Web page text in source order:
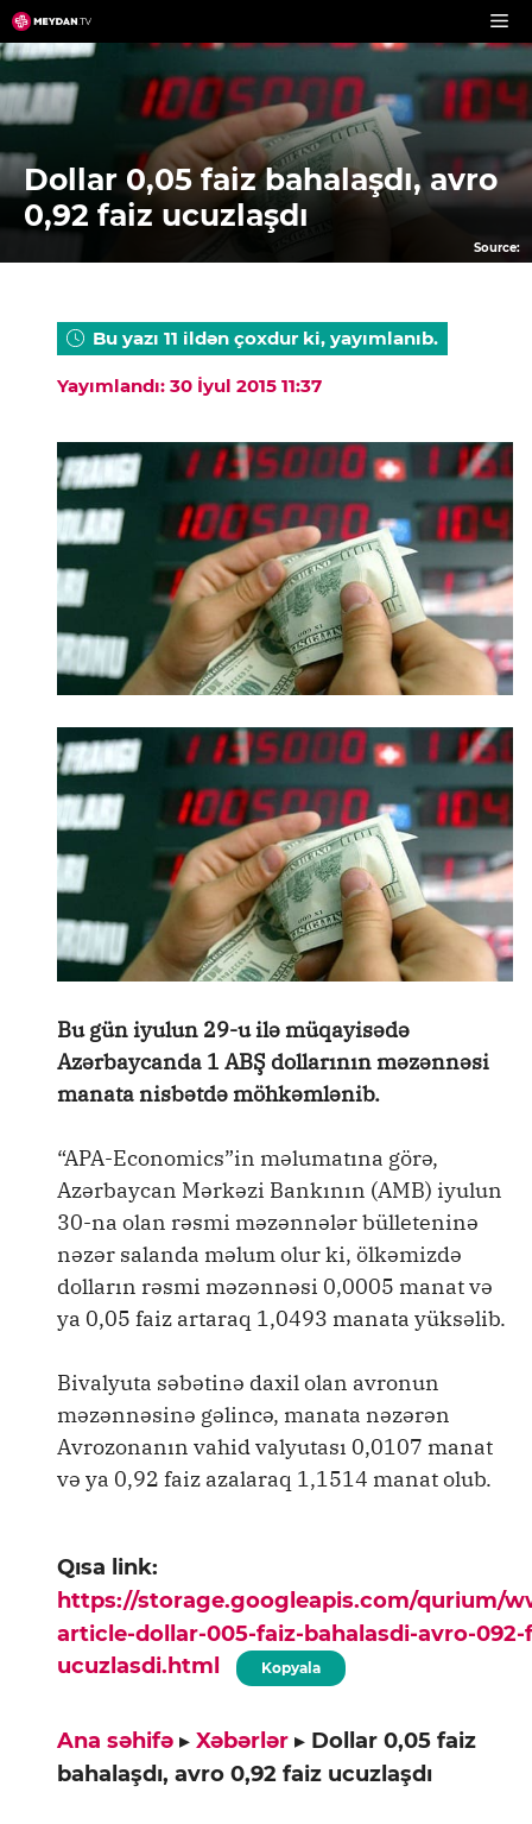
Skip
to
content
Dollar 0,05 faiz bahalaşdı, avro
0,92 faiz ucuzlaşdı
Source:
Bu yazı 11 ildən çoxdur ki, yayımlanıb.
Yayımlandı: 30 İyul 2015 11:37
Bu gün iyulun 29-u ilə müqayisədə
Azərbaycanda 1 ABŞ dollarının məzənnəsi
manata nisbətdə möhkəmlənib.
“APA-Economics”in məlumatına görə,
Azərbaycan Mərkəzi Bankının (AMB) iyulun
30-na olan rəsmi məzənnələr bülleteninə
nəzər salanda məlum olur ki, ölkəmizdə
dolların rəsmi məzənnəsi 0,0005 manat və
ya 0,05 faiz artaraq 1,0493 manata yüksəlib.
Bivalyuta səbətinə daxil olan avronun
məzənnəsinə gəlincə, manata nəzərən
Avrozonanın vahid valyutası 0,0107 manat
və ya 0,92 faiz azalaraq 1,1514 manat olub.
Qısa link:
https://storage.googleapis.com/qurium/
article-dollar-005-faiz-bahalasdi-avro-092-
ucuzlasdi.html
Kopyala
Ana səhifə ▸ Xəbərlər ▸ Dollar 0,05 faiz
bahalaşdı, avro 0,92 faiz ucuzlaşdı